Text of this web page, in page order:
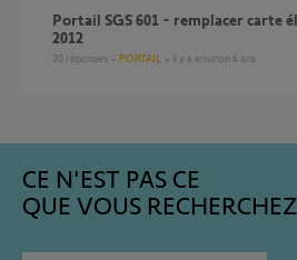
Portail SGS 601 - remplacer carte électronique modèle
2012
20 réponses PORTAIL il y a environ 4 ans
CE N'EST PAS CE
QUE VOUS RECHERCHEZ